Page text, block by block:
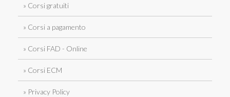
» Corsi gratuiti
» Corsi a pagamento
» Corsi FAD - Online
» Corsi ECM
» Privacy Policy